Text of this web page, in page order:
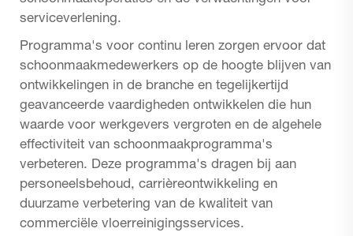
serviceverlening.
Programma's voor continu leren zorgen ervoor dat
schoonmaakmedewerkers op de hoogte blijven van
ontwikkelingen in de branche en tegelijkertijd
geavanceerde vaardigheden ontwikkelen die hun
waarde voor werkgevers vergroten en de algehele
effectiviteit van schoonmaakprogramma's
verbeteren. Deze programma's dragen bij aan
personeelsbehoud, carrièreontwikkeling en
duurzame verbetering van de kwaliteit van
commerciële vloerreinigingsservices.